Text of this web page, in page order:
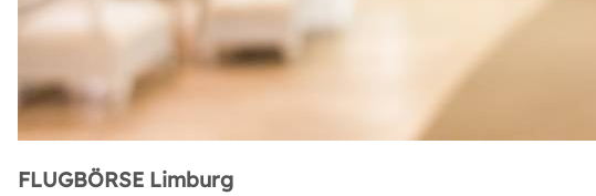
FLUGBÖRSE Limburg